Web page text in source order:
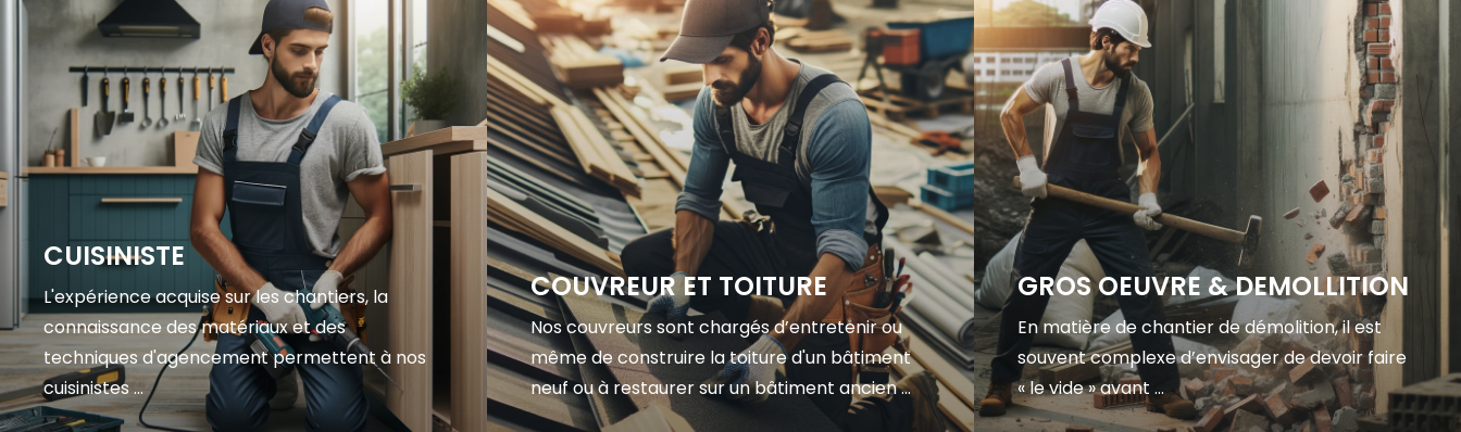
CUISINISTE
L'expérience acquise sur les chantiers, la
connaissance des matériaux et des
techniques d'agencement permettent à nos
cuisinistes ...
COUVREUR ET TOITURE
Nos couvreurs sont chargés d’entretenir ou
même de construire la toiture d'un bâtiment
neuf ou à restaurer sur un bâtiment ancien ...
GROS OEUVRE & DEMOLLITION
En matière de chantier de démolition, il est
souvent complexe d’envisager de devoir faire
« le vide » avant ...